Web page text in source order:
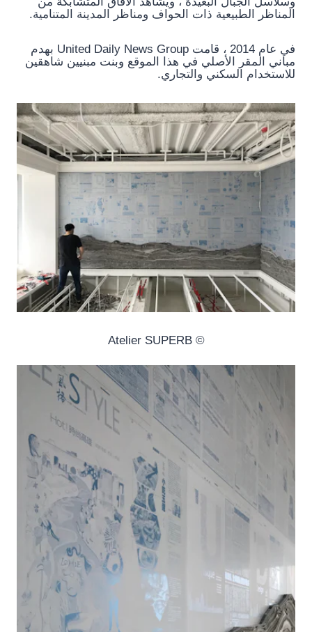
المناظر الطبيعية ذات الحواف ومناظر المدينة المتنامية.
في عام 2014 ، قامت United Daily News Group بهدم
مباني المقر الأصلي في هذا الموقع وبنت مبنيين شاهقين
للاستخدام السكني والتجاري.
© Atelier SUPERB